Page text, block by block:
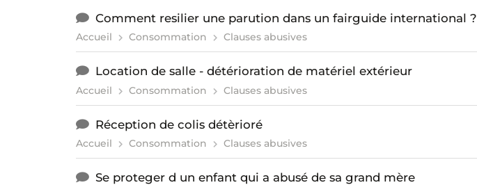
Comment resilier une parution dans un fairguide international ?
Accueil Consommation Clauses abusives
Location de salle - détérioration de matériel extérieur
Accueil Consommation Clauses abusives
Réception de colis détèrioré
Accueil Consommation Clauses abusives
Se proteger d un enfant qui a abusé de sa grand mère